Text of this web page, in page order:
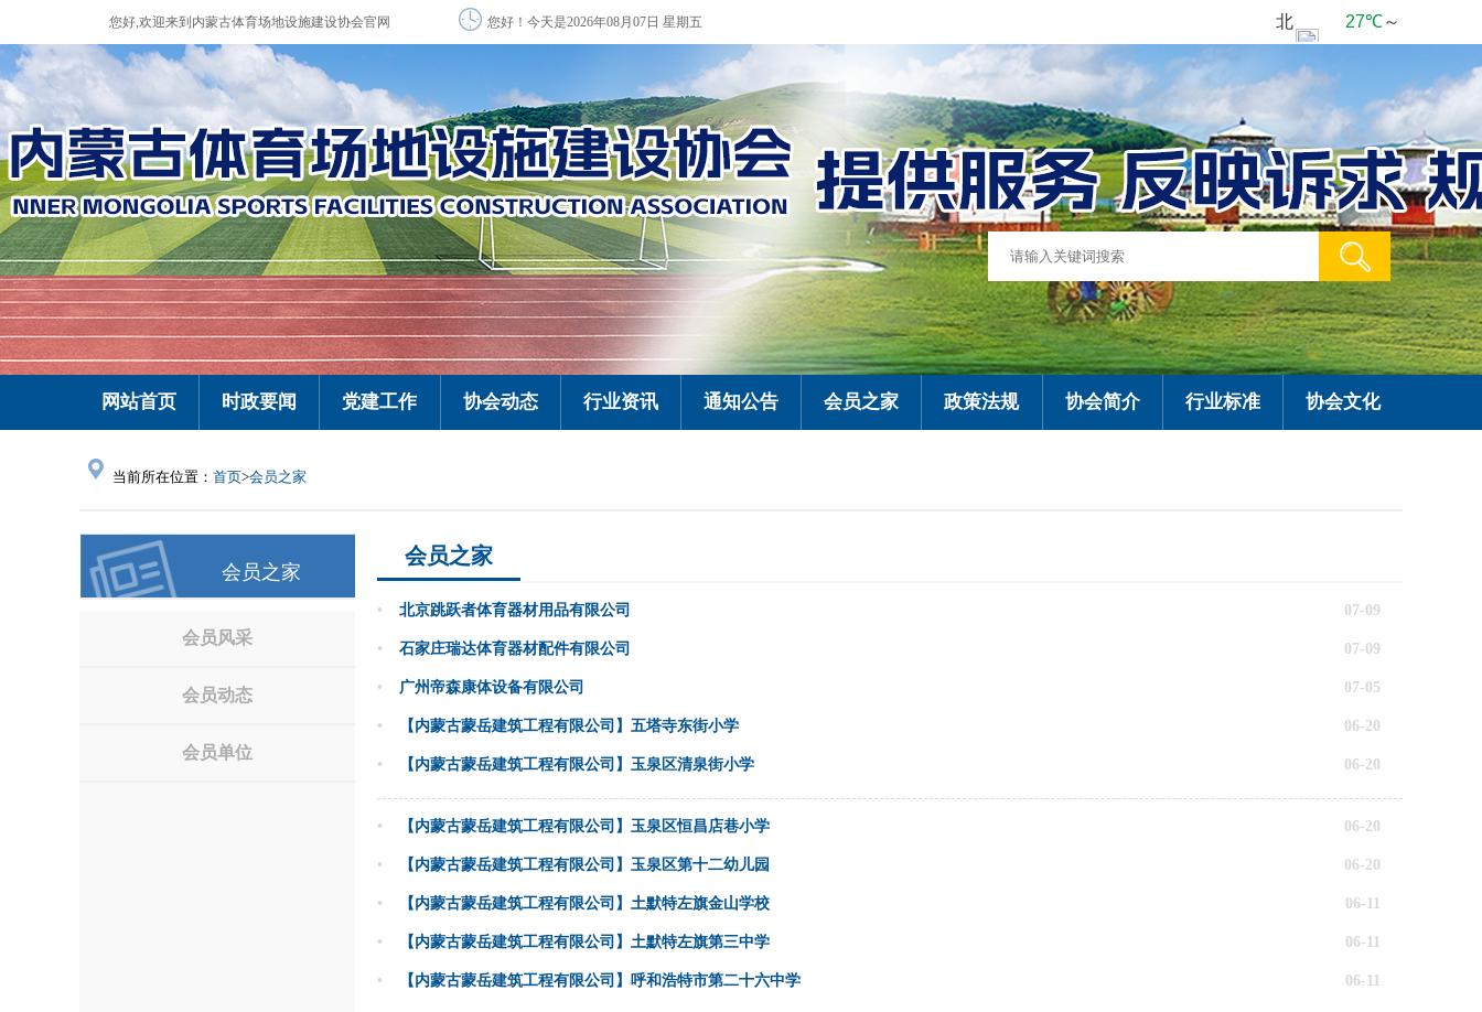
您好,欢迎来到内蒙古体育场地设施建设协会官网 您好！今天是2026年08月07日 星期五
网站首页 时政要闻 党建工作 协会动态 行业资讯 通知公告 会员之家 政策法规 协会简介 行业标准 协会文化
当前所在位置： 首页>会员之家
会员之家
会员风采
会员动态
会员单位
会员之家
• 北京跳跃者体育器材用品有限公司 07-09
• 石家庄瑞达体育器材配件有限公司 07-09
• 广州帝森康体设备有限公司 07-05
• 【内蒙古蒙岳建筑工程有限公司】五塔寺东街小学 06-20
• 【内蒙古蒙岳建筑工程有限公司】玉泉区清泉街小学 06-20
• 【内蒙古蒙岳建筑工程有限公司】玉泉区恒昌店巷小学 06-20
• 【内蒙古蒙岳建筑工程有限公司】玉泉区第十二幼儿园 06-20
• 【内蒙古蒙岳建筑工程有限公司】土默特左旗金山学校 06-11
• 【内蒙古蒙岳建筑工程有限公司】土默特左旗第三中学 06-11
• 【内蒙古蒙岳建筑工程有限公司】呼和浩特市第二十六中学 06-11